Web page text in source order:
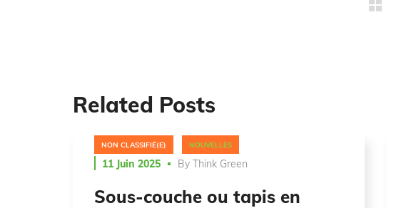
Related Posts
NON CLASSIFIÉ(E) NOUVELLES
11 Juin 2025 By Think Green
Sous-couche ou tapis en